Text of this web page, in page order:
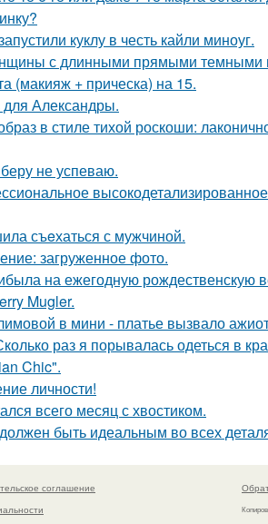
куклу в честь кайли миноуг.
с длинными прямыми темными
(макияж + прическа) на 15.
Александры.
в стиле тихой роскоши:
не успеваю.
съeхаться с мужчиной.
загруженное фото.
на ежегодную рождественскую
Mugler.
в мини - платье вызвало
раз я порывалась одеться в
Chic".
личности!
всего месяц с хвостиком.
быть идеальным во всех
соглашение